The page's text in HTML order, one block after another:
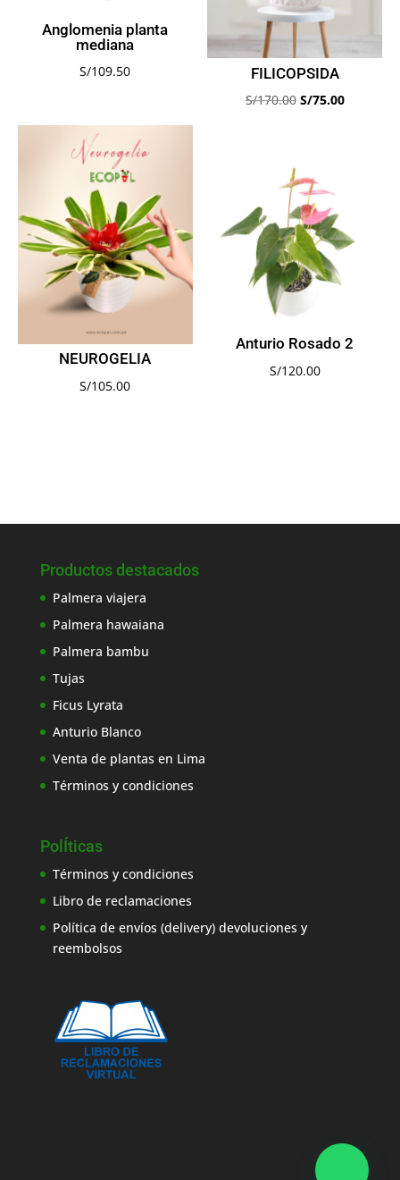
Anglomenia planta
mediana
S/109.50 FILICOPSIDA
S/170.00 El
S/170.00.
S/75.00El
NEUROGELIA
S/105.00
Anturio Rosado 2
S/120.00
Productos destacados
Palmera viajera
Palmera hawaiana
Palmera bambu
Tujas
Ficus Lyrata
Anturio Blanco
Venta de plantas en Lima
Términos y condiciones
PolÍticas
Términos y condiciones
Libro de reclamaciones
Política de envíos (delivery) devoluciones y
reembolsos